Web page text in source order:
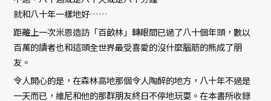
就和八十年一樣地好……
距離上一次米恩造訪「百畝林」轉眼間已過了八十個年頭，數以
百萬的讀者也和這頭全世界最受喜愛的沒什麼腦筋的熊成了朋
友。
令人開心的是，在森林高地那個令人陶醉的地方，八十年不過是
一天而已，維尼和他的那群朋友終日不停地玩耍。在本書所收錄